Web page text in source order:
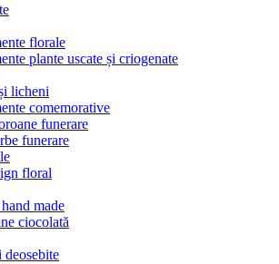
florale
plante uscate și criogenate
licheni
comemorative
funerare
funerare
floral
made
ciocolată